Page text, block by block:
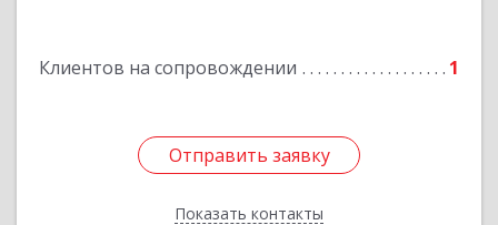
Клиентов на сопровождении 1
Отправить заявку
Показать контакты
Отправить заявку
Назад